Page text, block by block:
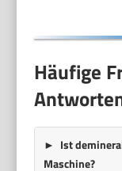
Häufige
Ist
Maschine?